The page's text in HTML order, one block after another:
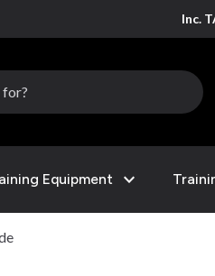
Inc.
Equipment expand_more